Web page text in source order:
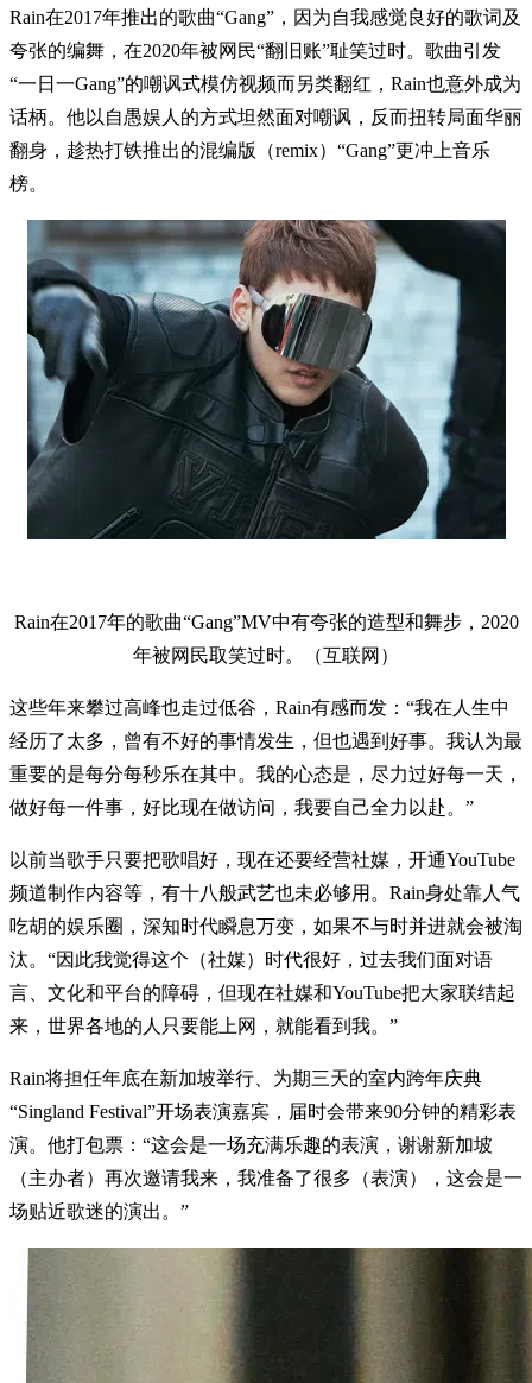
Rain在2017年推出的歌曲“Gang”，因为自我感觉良好的歌词及
夸张的编舞，在2020年被网民“翻旧账”耻笑过时。歌曲引发
“一日一Gang”的嘲讽式模仿视频而另类翻红，Rain也意外成为
话柄。他以自愚娱人的方式坦然面对嘲讽，反而扭转局面华丽
翻身，趁热打铁推出的混编版（remix）“Gang”更冲上音乐
榜。
Rain在2017年的歌曲“Gang”MV中有夸张的造型和舞步，2020
年被网民取笑过时。（互联网）
这些年来攀过高峰也走过低谷，Rain有感而发：“我在人生中
经历了太多，曾有不好的事情发生，但也遇到好事。我认为最
重要的是每分每秒乐在其中。我的心态是，尽力过好每一天，
做好每一件事，好比现在做访问，我要自己全力以赴。”
以前当歌手只要把歌唱好，现在还要经营社媒，开通YouTube
频道制作内容等，有十八般武艺也未必够用。Rain身处靠人气
吃胡的娱乐圈，深知时代瞬息万变，如果不与时并进就会被淘
汰。“因此我觉得这个（社媒）时代很好，过去我们面对语
言、文化和平台的障碍，但现在社媒和YouTube把大家联结起
来，世界各地的人只要能上网，就能看到我。”
Rain将担任年底在新加坡举行、为期三天的室内跨年庆典
“Singland Festival”开场表演嘉宾，届时会带来90分钟的精彩表
演。他打包票：“这会是一场充满乐趣的表演，谢谢新加坡
（主办者）再次邀请我来，我准备了很多（表演），这会是一
场贴近歌迷的演出。”